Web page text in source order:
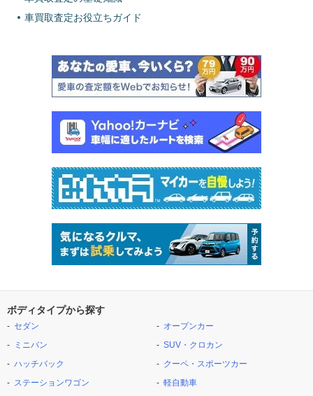
車買取査定お役立ちガイド
ボディタイプから探す
セダン
ミニバン
ハッチバック
ステーションワゴン
オープンカー
SUV・クロカン
クーペ・スポーツカー
軽自動車